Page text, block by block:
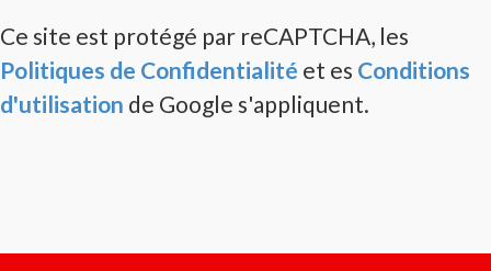
Ce site est protégé par reCAPTCHA, les
Politiques de Confidentialité et es Conditions
d'utilisation de Google s'appliquent.